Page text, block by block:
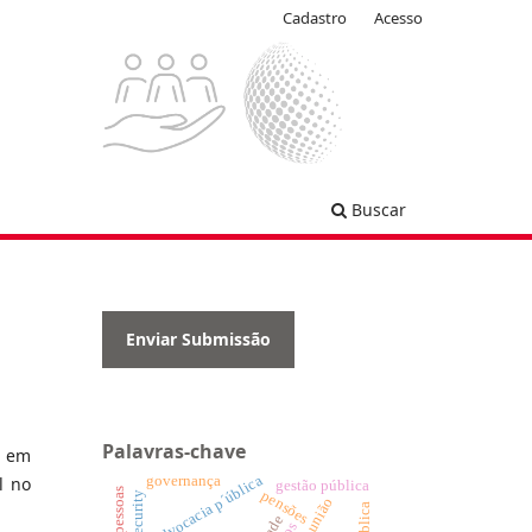
Buscar
Cadastro Acesso
em
no
Enviar Submissão
Palavras-chave
advocacia p´ública gestão pública
pensões
governança